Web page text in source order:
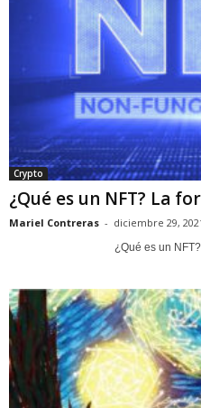
Crypto
¿Qué es un NFT? La
Mariel Contreras - diciembre 29,
¿Qué es un NFT?